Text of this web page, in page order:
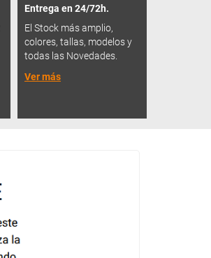
Entrega en 24/72h.
El Stock más amplio,
colores, tallas, modelos y
todas las Novedades.
Ver más